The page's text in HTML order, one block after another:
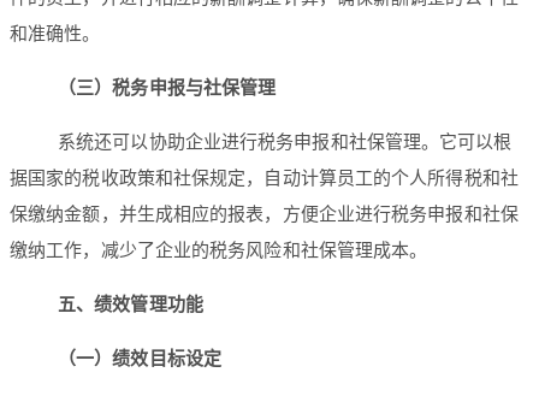
和准确性。
（三）税务申报与社保管理
系统还可以协助企业进行税务申报和社保管理。它可以根
据国家的税收政策和社保规定，自动计算员工的个人所得税和社
保缴纳金额，并生成相应的报表，方便企业进行税务申报和社保
缴纳工作，减少了企业的税务风险和社保管理成本。
五、绩效管理功能
（一）绩效目标设定